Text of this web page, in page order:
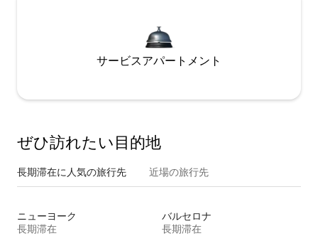
サービスアパートメント
ぜひ訪⁠れ⁠た⁠い目⁠的⁠地
長期滞在に人気の旅行先 近場の旅行先
ニューヨーク
長期滞在
バルセロナ
長期滞在